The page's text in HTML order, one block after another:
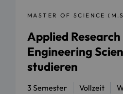
MASTER OF SCIENCE
Applied Research
Engineering
studieren
3 Semester Vollzeit